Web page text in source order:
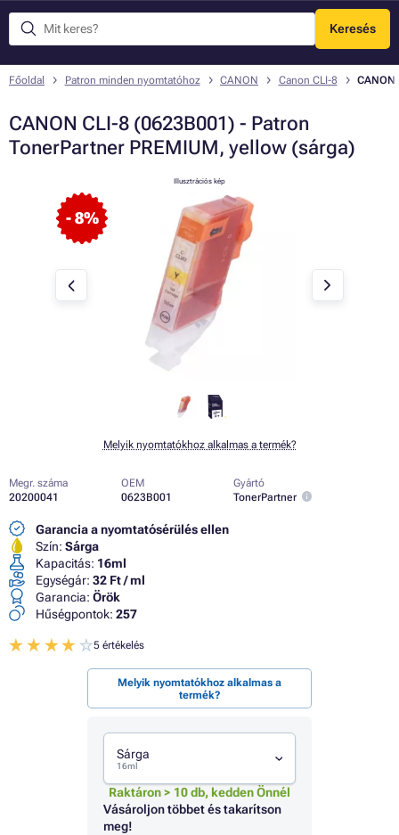
Keresés
Menü
Főoldal Patron minden nyomtatóhoz CANON Canon CLI-8 CANON
CANON CLI-8 (0623B001) - Patron
TonerPartner PREMIUM, yellow (sárga)
- 8%
Illusztrációs kép
Melyik nyomtatókhoz alkalmas a termék?
Megr. száma
20200041
OEM
0623B001
Gyártó
TonerPartner
Garancia a nyomtatósérülés ellen
Szín: Sárga
Kapacitás: 16ml
Egységár: 32 Ft / ml
Garancia: Örök
Hűségpontok: 257
5 értékelés
Melyik nyomtatókhoz alkalmas a
termék?
Sárga
16ml
Raktáron > 10 db, kedden Önnél
Vásároljon többet és takarítson
meg!